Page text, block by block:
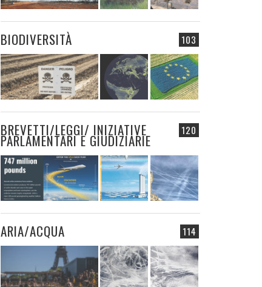
103
BIODIVERSITÀ
120
BREVETTI/LEGGI/ INIZIATIVE
PARLAMENTARI E GIUDIZIARIE
114
ARIA/ACQUA